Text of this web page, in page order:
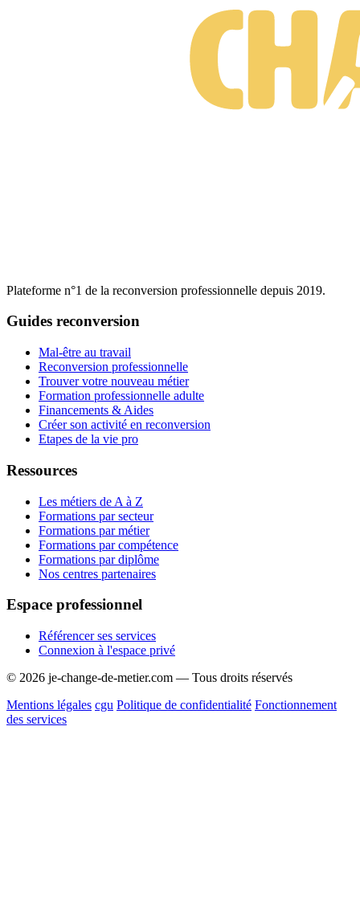
Plateforme n°1 de la reconversion professionnelle depuis 2019.
Guides reconversion
Mal-être au travail
Reconversion professionnelle
Trouver votre nouveau métier
Formation professionnelle adulte
Financements & Aides
Créer son activité en reconversion
Etapes de la vie pro
Ressources
Les métiers de A à Z
Formations par secteur
Formations par métier
Formations par compétence
Formations par diplôme
Nos centres partenaires
Espace professionnel
Référencer ses services
Connexion à l'espace privé
© 2026 je-change-de-metier.com — Tous droits réservés
Mentions légales cgu Politique de confidentialité Fonctionnement
des services